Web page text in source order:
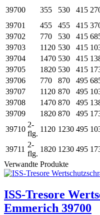
39700
355 530 415
39701
455 455 415
39702
770 530 415
39703
1120 530 415
39704
1470 530 415
39705
1820 530 415
39706
770 870 495
39707
1120 870 495
39708
1470 870 495
39709
1820 870 495
39710
2-
flg.
1120 1230 495
39711
2-
flg.
1820 1230 495
Verwandte Produkte
ISS-Tresore
Emmerich 39700